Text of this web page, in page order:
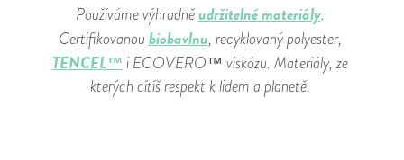
Používáme výhradněudržitelné materiály.
Certifikovanou biobavlnu, recyklovaný polyester,
TENCEL™ i ECOVERO™ viskózu. Materiály, ze
kterých cítíš respekt k lidem a planetě.